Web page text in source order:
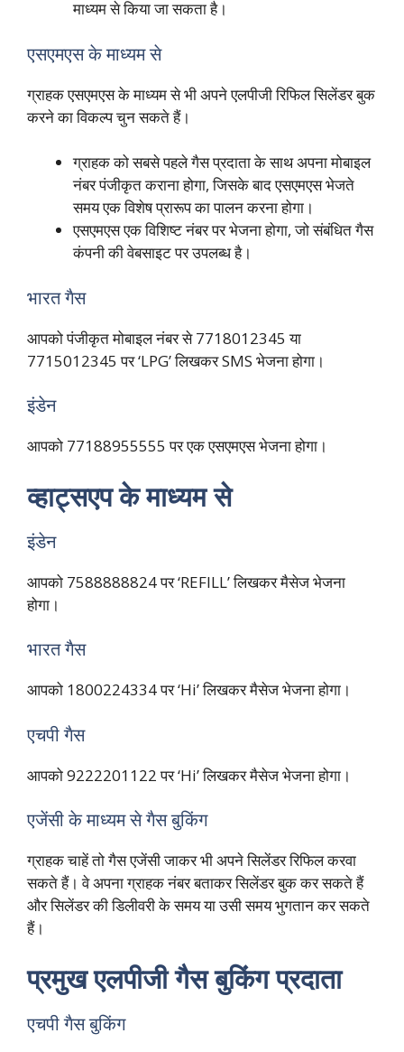
माध्यम से किया जा सकता है।
एसएमएस के माध्यम से
ग्राहक एसएमएस के माध्यम से भी अपने एलपीजी रिफिल सिलेंडर बुक
करने का विकल्प चुन सकते हैं।
ग्राहक को सबसे पहले गैस प्रदाता के साथ अपना मोबाइल
नंबर पंजीकृत कराना होगा, जिसके बाद एसएमएस भेजते
समय एक विशेष प्रारूप का पालन करना होगा।
एसएमएस एक विशिष्ट नंबर पर भेजना होगा, जो संबंधित गैस
कंपनी की वेबसाइट पर उपलब्ध है।
भारत गैस
आपको पंजीकृत मोबाइल नंबर से 7718012345 या
7715012345 पर ‘LPG’ लिखकर SMS भेजना होगा।
इंडेन
आपको 77188955555 पर एक एसएमएस भेजना होगा।
व्हाट्सएप के माध्यम से
इंडेन
आपको 7588888824 पर ‘REFILL’ लिखकर मैसेज भेजना
होगा।
भारत गैस
आपको 1800224334 पर ‘Hi’ लिखकर मैसेज भेजना होगा।
एचपी गैस
आपको 9222201122 पर ‘Hi’ लिखकर मैसेज भेजना होगा।
एजेंसी के माध्यम से गैस बुकिंग
ग्राहक चाहें तो गैस एजेंसी जाकर भी अपने सिलेंडर रिफिल करवा
सकते हैं। वे अपना ग्राहक नंबर बताकर सिलेंडर बुक कर सकते हैं
और सिलेंडर की डिलीवरी के समय या उसी समय भुगतान कर सकते
हैं।
प्रमुख एलपीजी गैस बुकिंग प्रदाता
एचपी गैस बुकिंग